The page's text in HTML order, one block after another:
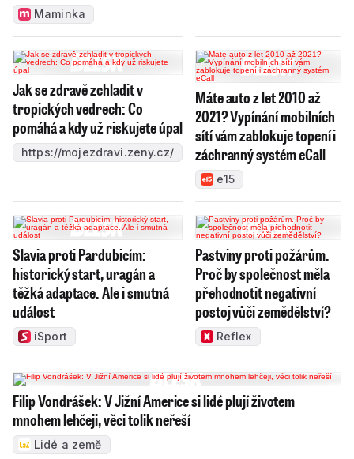
Maminka
Jak se zdravě zchladit v
tropických vedrech: Co
pomáhá a kdy už riskujete úpal
https://mojezdravi.zeny.cz/
Máte auto z let 2010 až
2021? Vypínání mobilních
sítí vám zablokuje topení i
záchranný systém eCall
e15
Slavia proti Pardubicím:
historický start, uragán a
těžká adaptace. Ale i smutná
událost
iSport
Pastviny proti požárům.
Proč by společnost měla
přehodnotit negativní
postoj vůči zemědělství?
Reflex
Filip Vondrášek: V Jižní Americe si lidé plují životem
mnohem lehčeji, věci tolik neřeší
Lidé a země